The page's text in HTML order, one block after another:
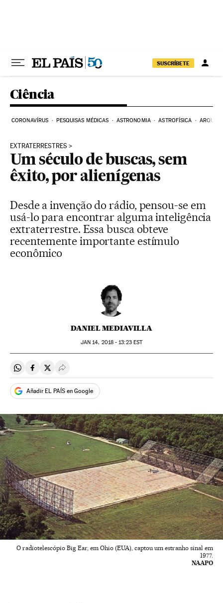
SUSCRÍBETE
Ciência
CORONAVÍRUS PESQUISAS MÉDICAS ASTRONOMIA ASTROFÍSICA
EXTRATERRESTRES
Um século de buscas, sem
êxito, por alienígenas
Desde a invenção do rádio, pensou-se em
usá-lo para encontrar alguma inteligência
extraterrestre. Essa busca obteve
recentemente importante estímulo
econômico
DANIEL MEDIAVILLA
JAN 14, 2018 - 13:23EST
Compartir en Whatsapp
Compartir en Facebook
Compartir en Twitter
Desplegar Redes Sociales
Añadir EL PAÍS en Google
O radiotelescópio Big Ear, em Ohio (EUA), captou um estranho sinal em
1977.
NAAPO